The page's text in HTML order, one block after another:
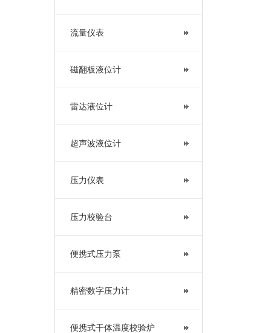
流量仪表
磁翻板液位计
雷达液位计
超声波液位计
压力仪表
压力校验台
便携式压力泵
精密数字压力计
便携式干体温度校验炉